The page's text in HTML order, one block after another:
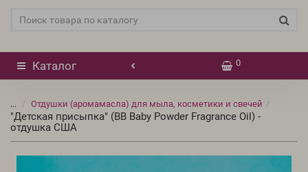
Каталог 0
... Отдушки (аромамасла) для мыла, косметики и свечей
"Детская присыпка" (BB Baby Powder Fragrance Oil) -
отдушка США